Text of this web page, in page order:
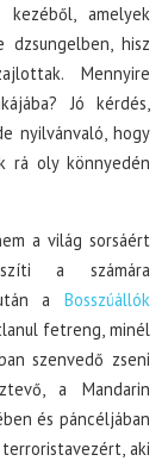
amelyek
hisz
Mennyire
Jó kérdés,
nyilvánvaló, hogy
rá oly könnyedén
a világ sorsáért
a számára
a Bosszúállók
fetreng, minél
szenvedő zseni
a Mandarin
és páncéljában
aki